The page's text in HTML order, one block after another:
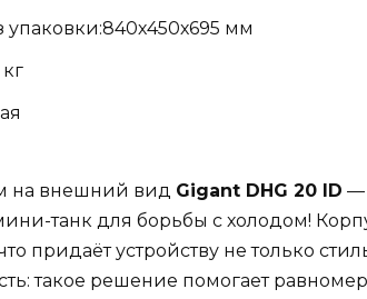
упаковки:840х450х695 мм
на внешний вид Gigant DHG 20 ID —
танк для борьбы с холодом!
придаёт устройству не только
такое решение помогает